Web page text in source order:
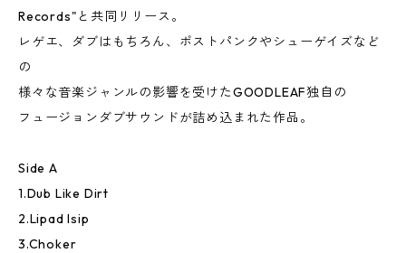
Records"と共同リリース。
レゲエ、ダブはもちろん、ポストパンクやシューゲイズなど
の
様々な音楽ジャンルの影響を受けたGOODLEAF独自の
フュージョンダブサウンドが詰め込まれた作品。
Side A
1.Dub Like Dirt
2.Lipad Isip
3.Choker